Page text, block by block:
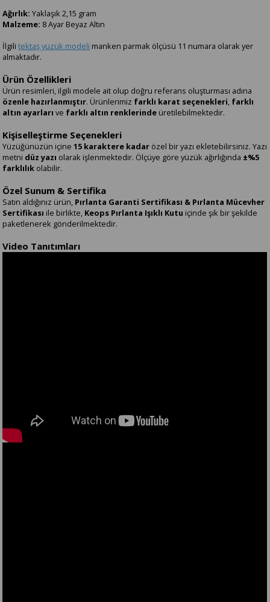
Ağırlık: Yaklaşık 2,15 gram
Malzeme: 8 Ayar Beyaz Altın
İlgilitektaş yüzük modeli manken parmak ölçüsü 11 numara olarak yer
almaktadır.
Ürün Özellikleri
Ürün resimleri, ilgili modele ait olup doğru referans oluşturması adına
özenle hazırlanmıştır. Ürünlerimiz farklı karat seçenekleri, farklı
altın ayarları ve farklı altın renklerinde üretilebilmektedir.
Kişiselleştirme Seçenekleri
Yüzüğünüzün içine15 karaktere kadar özel bir yazı ekletebilirsiniz. Yazı
metni düz yazı olarak işlenmektedir. Ölçüye göre yüzük ağırlığında ±%5
farklılık olabilir.
Özel Sunum & Sertifika
Satın aldığınız ürün, Pırlanta Garanti Sertifikası & Pırlanta Mücevher
Sertifikası ile birlikte, Keops Pırlanta Işıklı Kutu içinde şık bir şekilde
paketlenerek gönderilmektedir.
Video Tanıtımları